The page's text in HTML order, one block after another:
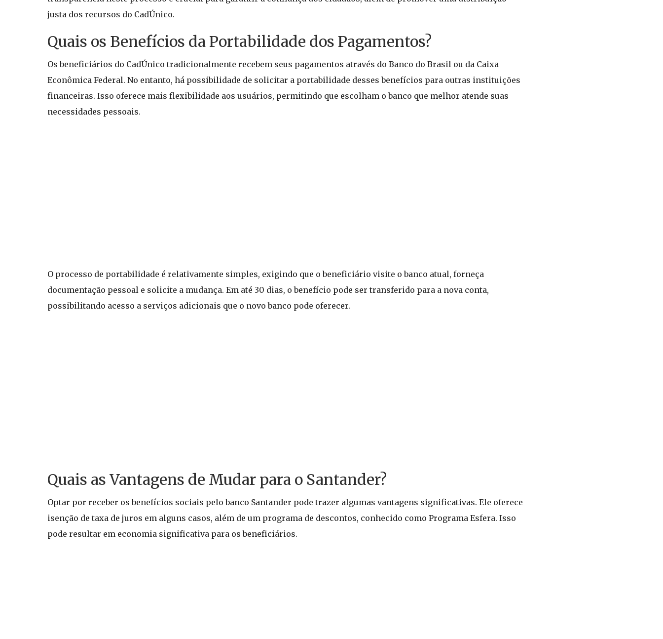
justa dos recursos do CadÚnico.
Quais os Benefícios da Portabilidade dos Pagamentos?
Os beneficiários do CadÚnico tradicionalmente recebem seus pagamentos através do Banco do Brasil ou da Caixa
Econômica Federal. No entanto, há possibilidade de solicitar a portabilidade desses benefícios para outras instituições
financeiras. Isso oferece mais flexibilidade aos usuários, permitindo que escolham o banco que melhor atende suas
necessidades pessoais.
O processo de portabilidade é relativamente simples, exigindo que o beneficiário visite o banco atual, forneça
documentação pessoal e solicite a mudança. Em até 30 dias, o benefício pode ser transferido para a nova conta,
possibilitando acesso a serviços adicionais que o novo banco pode oferecer.
Quais as Vantagens de Mudar para o Santander?
Optar por receber os benefícios sociais pelo banco Santander pode trazer algumas vantagens significativas. Ele oferece
isenção de taxa de juros em alguns casos, além de um programa de descontos, conhecido como Programa Esfera. Isso
pode resultar em economia significativa para os beneficiários.